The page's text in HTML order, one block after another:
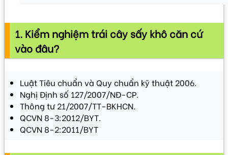
1. Kiểm nghiệm trái cây sấy khô căn cứ
vào đâu?
Luật Tiêu chuẩn và Quy chuẩn kỹ thuật 2006.
Nghị Định số 127/2007/NĐ-CP.
Thông tư 21/2007/TT-BKHCN.
QCVN 8-3:2012/BYT.
QCVN 8-2:2011/BYT